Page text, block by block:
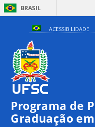
BRASIL
ACESSIBILIDADE
Programa de
Graduação